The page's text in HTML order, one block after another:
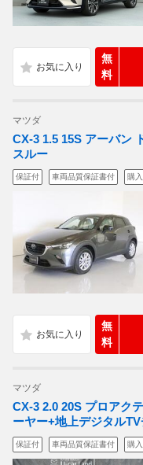
無
料
マツダ
CX-3 1.5 15S アーバン
スルー
保証付 車両品質保証書付 購
無
料
マツダ
CX-3 2.0 20S プロアク
ーヤー+地上デジタルTV
保証付 車両品質保証書付 購